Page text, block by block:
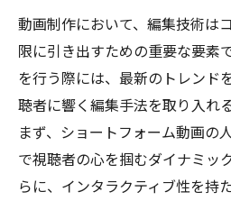
動画制作において、編集技術は
限に引き出すための重要な要素
を行う際には、最新のトレンド
聴者に響く編集手法を取り入れ
まず、ショートフォーム動画の
で視聴者の心を掴むダイナミッ
らに、インタラクティブ性を持